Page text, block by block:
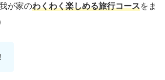
が家のわくわく楽しめる旅行コースをま